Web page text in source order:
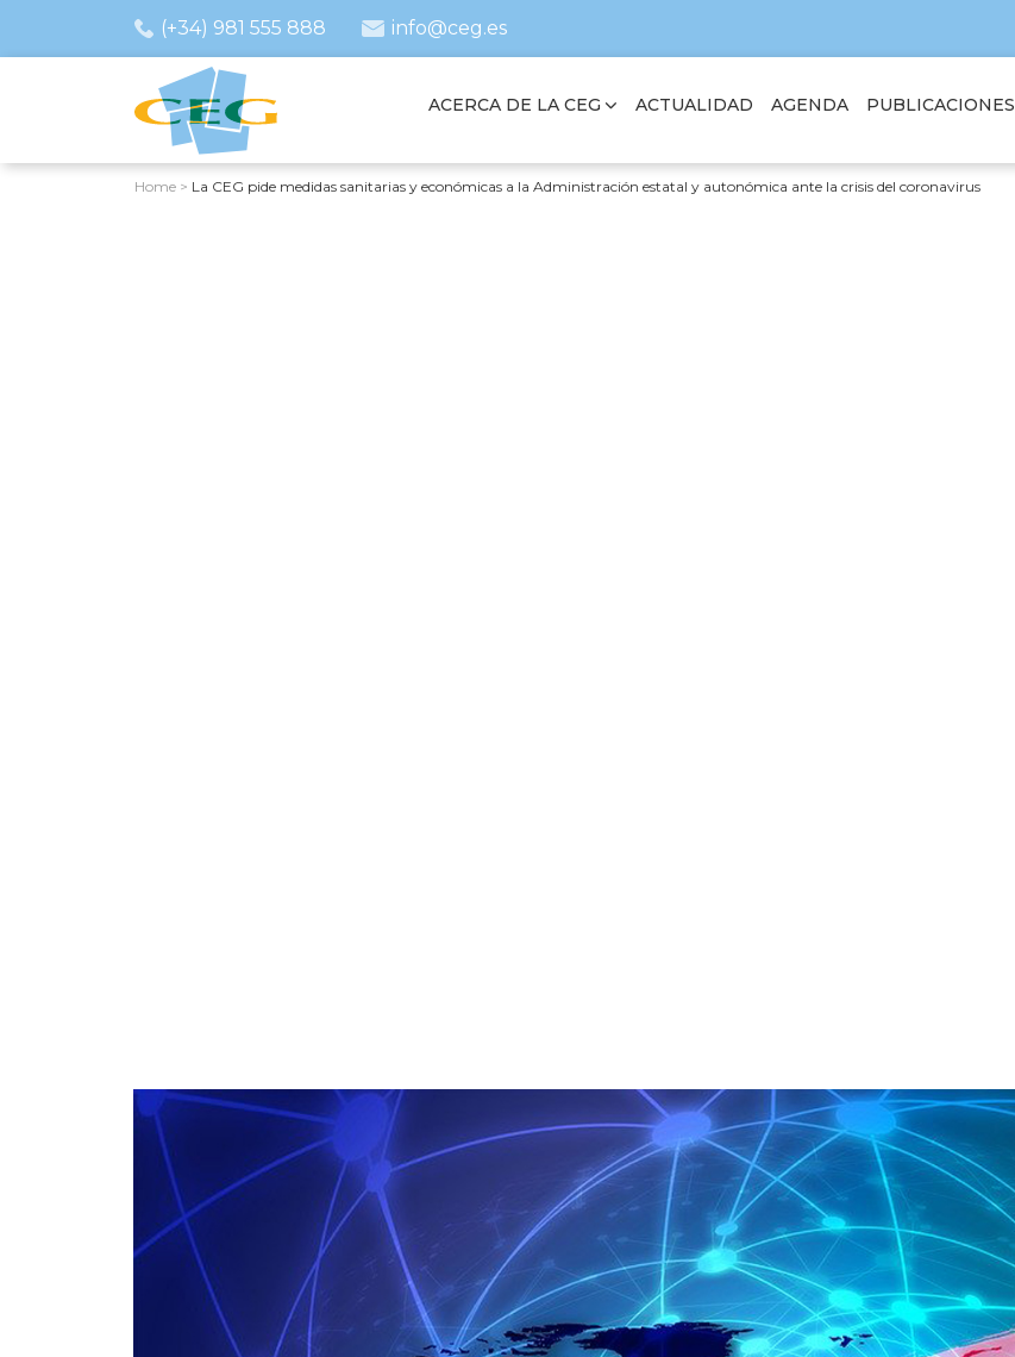
(+34) 981 555 888 info@ceg.es
ACERCA DE LA CEG ACTUALIDAD AGENDA PUBLICACIONES
Home > La CEG pide medidas sanitarias y económicas a la Administración estatal y autonómica ante la crisis del coronavirus